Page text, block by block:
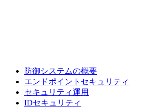
防御システムの概要
エンドポイントセキュリティ
セキュリティ運用
IDセキュリティ